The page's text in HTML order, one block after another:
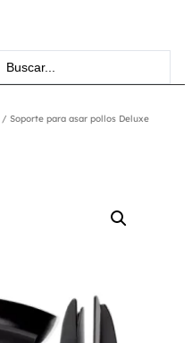
/ Soporte para asar pollos Deluxe